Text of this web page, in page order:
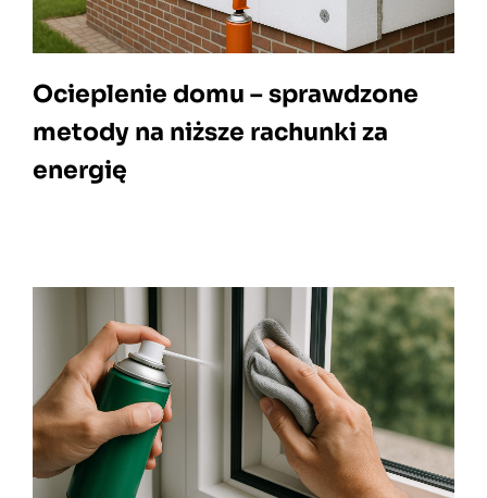
Ocieplenie domu – sprawdzone
metody na niższe rachunki za
energię